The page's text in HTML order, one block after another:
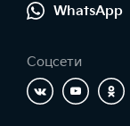
WhatsApp
Соцсети